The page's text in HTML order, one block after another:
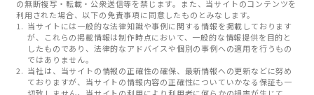
の無断複写・転載・公衆送信等を禁じます。また、当サイトのコンテンツを
利用された場合、以下の免責事項に同意したものとみなします。
当サイトには一般的な法律知識や事例に関する情報を掲載しております
が、これらの掲載情報は制作時点において、一般的な情報提供を目的と
したものであり、法律的なアドバイスや個別の事例への適用を行うもの
ではありません。
当社は、当サイトの情報の正確性の確保、最新情報への更新などに努め
ておりますが、当サイトの情報内容の正確性についていかなる保証も一